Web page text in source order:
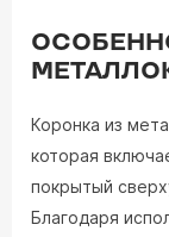
Коронка из
которая
покрытый
Благодаря